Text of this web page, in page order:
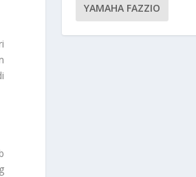
YAMAHA FAZZIO